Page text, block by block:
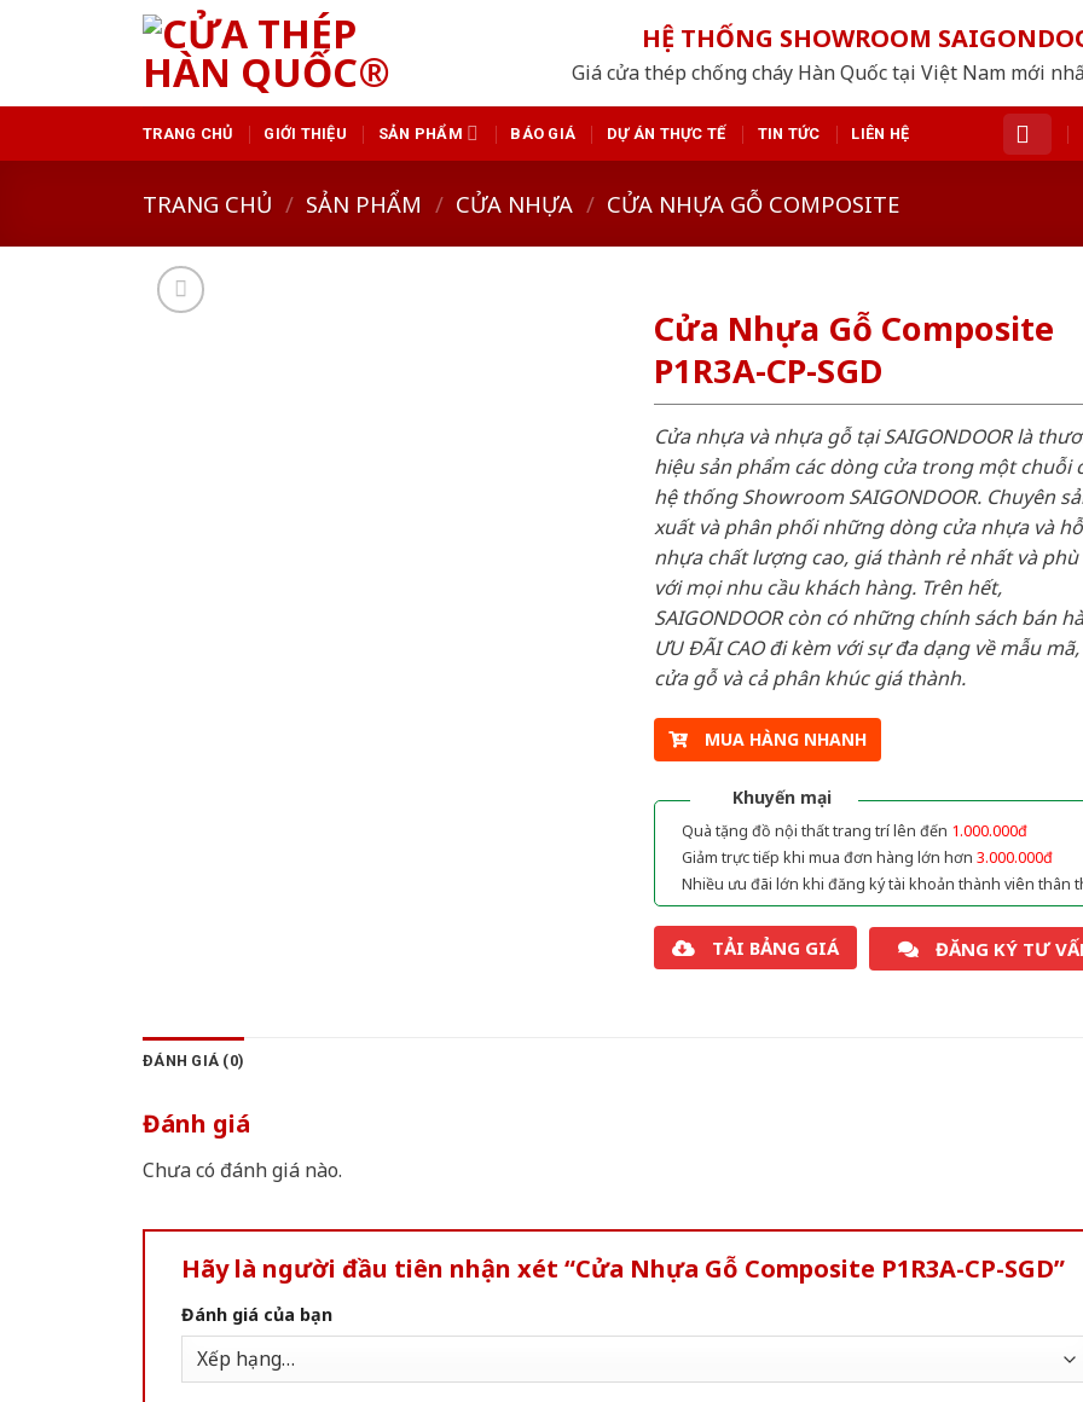
HỆ THỐNG SHOWROOM
Giá cửa thép chống cháy Hàn Quốc tại Việt Nam mới
TRANG CHỦ GIỚI THIỆU SẢN PHẨM BÁO GIÁ DỰ ÁN THỰC TẾ TIN TỨC LIÊN HỆ
TRANG CHỦ / SẢN PHẨM / CỬA NHỰA / CỬA NHỰA GỖ COMPOSITE
Cửa Nhựa Gỗ Composite
P1R3A-CP-SGD
Cửa nhựa và nhựa gỗ tại SAIGONDOOR là
hiệu sản phẩm các dòng cửa trong một chuỗi
hệ thống Showroom SAIGONDOOR. Chuyên
xuất và phân phối những dòng cửa nhựa và
nhựa chất lượng cao, giá thành rẻ nhất và
với mọi nhu cầu khách hàng. Trên hết,
SAIGONDOOR còn có những chính sách bán
ƯU ĐÃI CAO đi kèm với sự đa dạng về mẫu
cửa gỗ và cả phân khúc giá thành.
MUA HÀNG NHANH
Khuyến mại
Quà tặng đồ nội thất trang trí lên đến 1.000.000đ
Giảm trực tiếp khi mua đơn hàng lớn hơn 3.000.000đ
Nhiều ưu đãi lớn khi đăng ký tài khoản thành viên thân
TẢI BẢNG GIÁ ĐĂNG KÝ TƯ
ĐÁNH GIÁ (0)
Đánh giá
Chưa có đánh giá nào.
Hãy là người đầu tiên nhận xét “Cửa Nhựa Gỗ Composite P1R3A-CP-SGD”
Đánh giá của bạn